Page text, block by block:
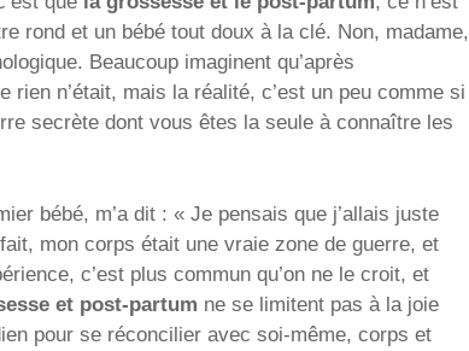
rond et un bébé tout doux à la clé. Non, madame,
Beaucoup imaginent qu’après
rien n’était, mais la réalité, c’est un peu comme si
secrète dont vous êtes la seule à connaître les
bébé, m’a dit : « Je pensais que j’allais juste
mon corps était une vraie zone de guerre, et
c’est plus commun qu’on ne le croit, et
et post-partum ne se limitent pas à la joie
pour se réconcilier avec soi-même, corps et